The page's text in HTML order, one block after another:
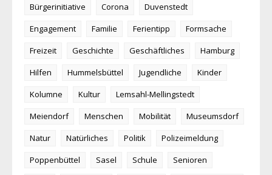
Bürgerinitiative
Corona
Duvenstedt
Engagement
Familie Ferientipp
Formsache
Freizeit
Geschichte Geschäftliches
Hamburg
Hilfen
Hummelsbüttel Jugendliche
Kinder
Kolumne
Kultur
Lemsahl-Mellingstedt
Meiendorf
Menschen Mobilität
Museumsdorf
Natur
Natürliches Politik
Polizeimeldung
Poppenbüttel
Sasel Schule
Senioren